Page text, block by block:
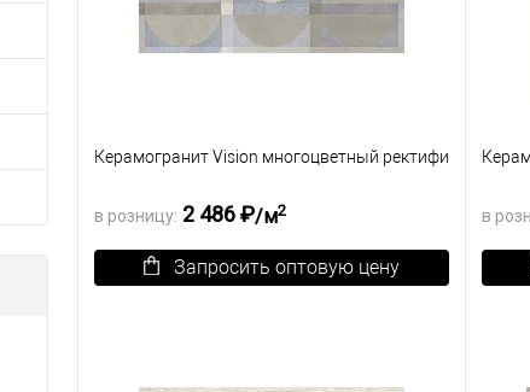
Керамогранит Vision многоцветный ректификат
в розницу: 2 486 ₽/м2
Запросить оптовую цену
в